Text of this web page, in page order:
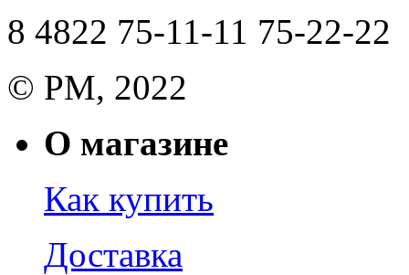
8 4822 75-11-11 75-22-22
© РМ, 2022
О магазине
Как купить
Доставка